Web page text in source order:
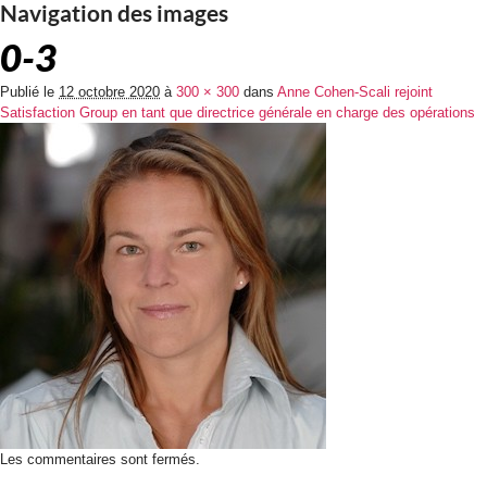
Navigation des images
0-3
Publié le 12 octobre 2020 à 300 × 300 dans Anne Cohen-Scali rejoint
Satisfaction Group en tant que directrice générale en charge des opérations
Les commentaires sont fermés.